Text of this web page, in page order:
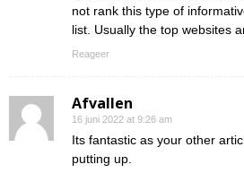
not rank this type of
list. Usually the top websites
Reageer
Afvallen
16 juni 2022 at 9:26 am
Its fantastic as your other
putting up.